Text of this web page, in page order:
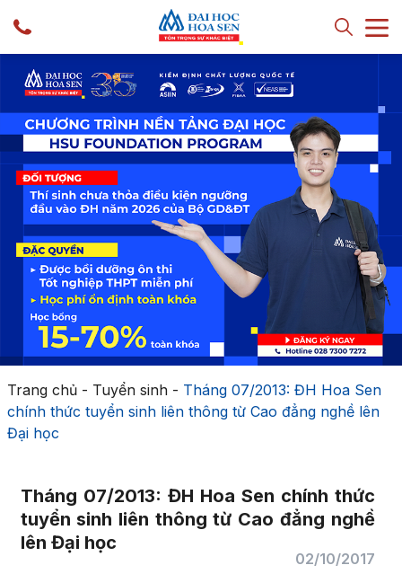
Trang chủ- Tuyển sinh- Tháng 07/2013: ĐH Hoa Sen
chính thức tuyển sinh liên thông từ Cao đẳng nghề lên
Đại học
Tháng 07/2013: ĐH Hoa Sen chính thức
tuyển sinh liên thông từ Cao đẳng nghề
lên Đại học
02/10/2017